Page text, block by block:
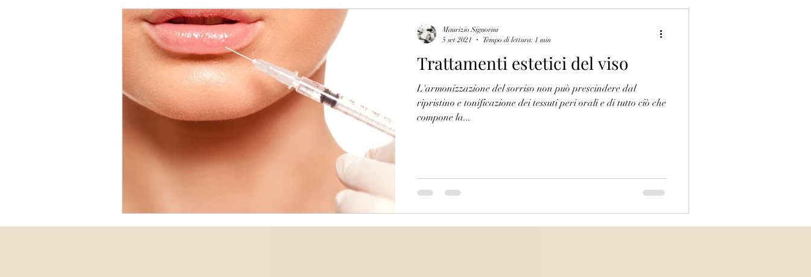
Trattamenti estetici del viso
L'armonizzazione del sorriso non può prescindere dal
ripristino e tonificazione dei tessuti peri orali e di tutto ciò che
compone la...
Maurizio Signorini
5 set 2021
Tempo di lettura: 1 min